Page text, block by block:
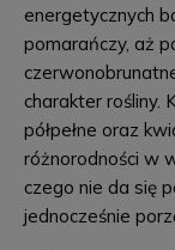
energetycznych
pomarańczy, aż
charakter rośliny.
półpełne oraz
różnorodności w
czego nie da się
jednocześnie